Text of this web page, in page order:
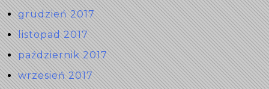
grudzień 2017
listopad 2017
październik 2017
wrzesień 2017